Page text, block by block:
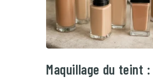
Maquillage du teint